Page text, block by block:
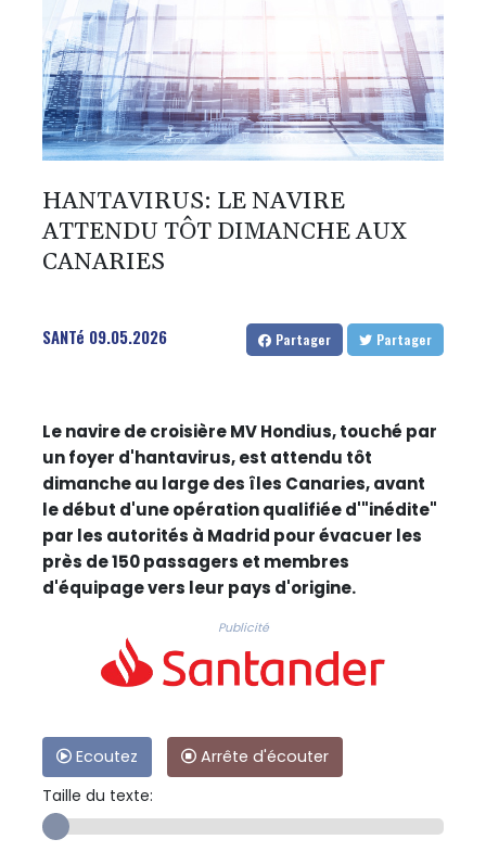
HANTAVIRUS: LE NAVIRE
ATTENDU TÔT DIMANCHE AUX
CANARIES
SANTé 09.05.2026 Partager Partager
Le navire de croisière MV Hondius, touché par
un foyer d'hantavirus, est attendu tôt
dimanche au large des îles Canaries, avant
le début d'une opération qualifiée d'"inédite"
par les autorités à Madrid pour évacuer les
près de 150 passagers et membres
d'équipage vers leur pays d'origine.
Publicité
Ecoutez
Arrête d'écouter
Taille du texte: